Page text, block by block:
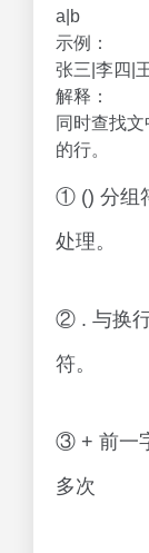
a|b
示例：
张三|李四|
解释：
同时查找
的行。
① () 分组
处理。
② . 与换
符。
③ + 前一
多次